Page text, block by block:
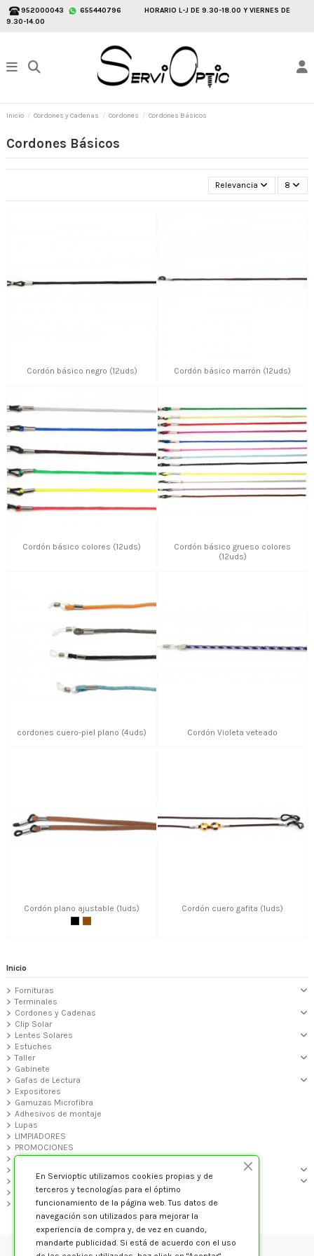
952000043 655440796
HORARIO L-J DE 9.30-18.00 Y VIERNES DE
9.30-14.00
Inicio Cordones y Cadenas Cordones Cordones Básicos
Cordones Básicos
Relevancia 8
Cordón básico negro (12uds) Cordón básico marrón (12uds)
Cordón básico colores (12uds)
Cordón básico grueso colores
(12uds)
cordones cuero-piel plano (4uds) Cordón Violeta veteado
Cordón plano ajustable (1uds) Cordón cuero gafita (1uds)
Inicio
Fornituras
Terminales
Cordones y Cadenas
Clip Solar
Lentes Solares
Estuches
Taller
Gabinete
Gafas de Lectura
Expositores
Gamuzas Microfibra
Adhesivos de montaje
Lupas
LIMPIADORES
PROMOCIONES
PREMONTADAS GALP
GAFAS DE SOL
Audiología
VARIOS
En Servioptic utilizamos cookies propias y de
terceros y tecnologías para el óptimo
funcionamiento de la página web. Tus datos de
navegación son utilizados para mejorar la
experiencia de compra y, de vez en cuando,
mandarte publicidad. Si está de acuerdo con el uso